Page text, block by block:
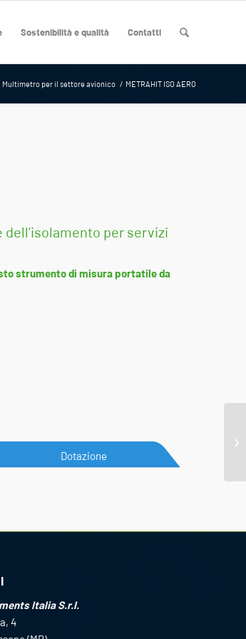
Sostenibilità e qualità Contatti
Multimetro per il settore avionico / METRAHIT ISO AERO
per servizi
strumento di misura portatile da
Dotazione
Italia S.r.l.
4